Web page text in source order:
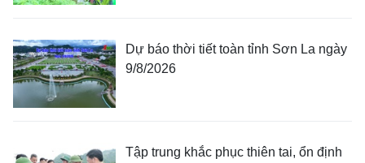
Dự báo thời tiết toàn tỉnh Sơn La ngày
9/8/2026
Tập trung khắc phục thiên tai, ổn định